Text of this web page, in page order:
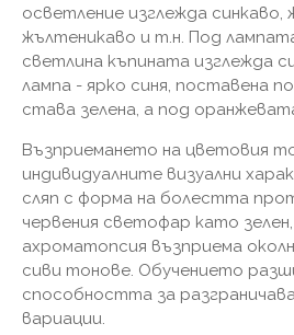
осветление изглежда синкаво,
жълтеникаво и т.н. Под
светлина къпината изглежда
лампа - ярко синя, поставена
става зелена, а под
Възприемането на цветовия
индивидуалните визуални
сляп с форма на болестта
червения светофар като
ахроматопсия възприема
сиви тонове. Обучението
способността за
вариации.